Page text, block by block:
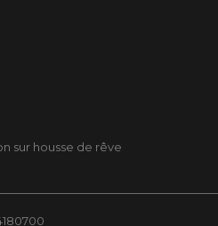
sur housse de rêve